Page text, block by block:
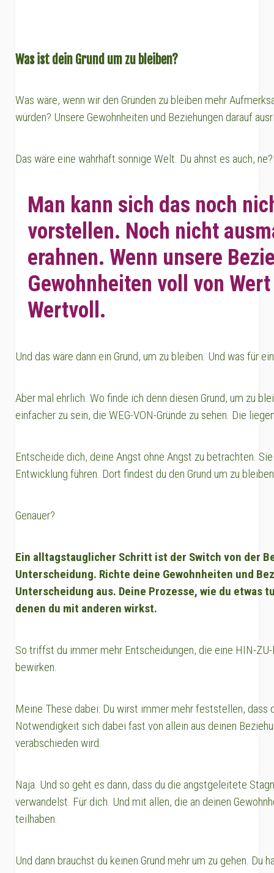
Was ist dein Grund um zu bleiben?
Was wäre, wenn wir den Gründen zu bleiben mehr
würden? Unsere Gewohnheiten und Beziehungen darauf
Das wäre eine wahrhaft sonnige Welt. Du ahnst es auch,
Man kann sich das noch
vorstellen. Noch nicht
erahnen. Wenn unsere
Gewohnheiten voll von
Wertvoll.
Und das wäre dann ein Grund, um zu bleiben. Und was für
Aber mal ehrlich. Wo finde ich denn diesen Grund, um zu
einfacher zu sein, die WEG-VON-Gründe zu sehen. Die
Entscheide dich, deine Angst ohne Angst zu betrachten.
Entwicklung führen. Dort findest du den Grund um zu
Genauer?
Ein alltagstauglicher Schritt ist der Switch von der
Unterscheidung. Richte deine Gewohnheiten und
Unterscheidung aus. Deine Prozesse, wie du etwas
denen du mit anderen wirkst.
So triffst du immer mehr Entscheidungen, die eine HIN-
bewirken.
Meine These dabei: Du wirst immer mehr feststellen, dass
Notwendigkeit sich dabei fast von allein aus deinen
verabschieden wird.
Naja. Und so geht es dann, dass du die angstgeleitete
verwandelst. Für dich. Und mit allen, die an deinen
teilhaben.
Und dann brauchst du keinen Grund mehr um zu gehen. Du